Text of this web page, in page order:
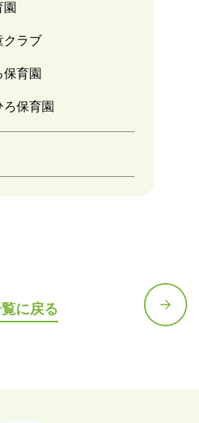
クラブ
育園
保育園
に戻る